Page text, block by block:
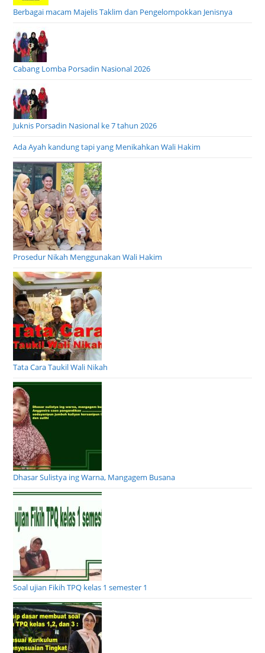
Berbagai macam Majelis Taklim dan Pengelompokkan Jenisnya
Cabang Lomba Porsadin Nasional 2026
Juknis Porsadin Nasional ke 7 tahun 2026
Ada Ayah kandung tapi yang Menikahkan Wali Hakim
Prosedur Nikah Menggunakan Wali Hakim
Tata Cara Taukil Wali Nikah
Dhasar Sulistya ing Warna, Mangagem Busana
Soal ujian Fikih TPQ kelas 1 semester 1